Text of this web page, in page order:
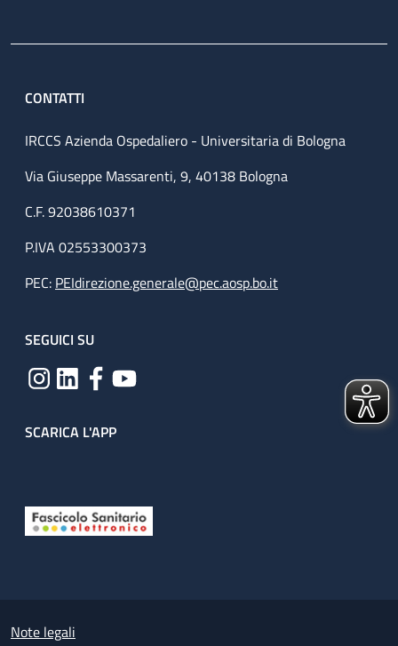
CONTATTI
IRCCS Azienda Ospedaliero - Universitaria di Bologna
Via Giuseppe Massarenti, 9, 40138 Bologna
C.F. 92038610371
P.IVA 02553300373
PEC: PEIdirezione.generale@pec.aosp.bo.it
SEGUICI SU
SCARICA L'APP
Small prints
Note legali